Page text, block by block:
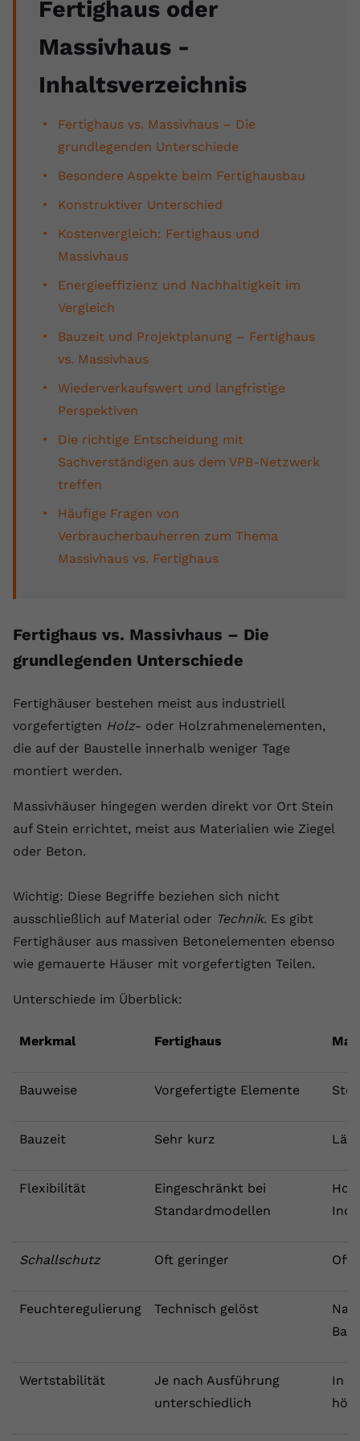
Fertighaus oder
Massivhaus -
Inhaltsverzeichnis
Fertighaus vs. Massivhaus – Die
grundlegenden Unterschiede
Besondere Aspekte beim Fertighausbau
Konstruktiver Unterschied
Kostenvergleich: Fertighaus und
Massivhaus
Energieeffizienz und Nachhaltigkeit im
Vergleich
Bauzeit und Projektplanung – Fertighaus
vs. Massivhaus
Wiederverkaufswert und langfristige
Perspektiven
Die richtige Entscheidung mit
Sachverständigen aus dem VPB-Netzwerk
treffen
Häufige Fragen von
Verbraucherbauherren zum Thema
Massivhaus vs. Fertighaus
Fertighaus vs. Massivhaus – Die
grundlegenden Unterschiede
Fertighäuser bestehen meist aus industriell
vorgefertigten Holz- oder Holzrahmenelementen,
die auf der Baustelle innerhalb weniger Tage
montiert werden.
Massivhäuser hingegen werden direkt vor Ort Stein
auf Stein errichtet, meist aus Materialien wie Ziegel
oder Beton.
Wichtig: Diese Begriffe beziehen sich nicht
ausschließlich auf Material oder Technik. Es gibt
Fertighäuser aus massiven Betonelementen ebenso
wie gemauerte Häuser mit vorgefertigten Teilen.
Unterschiede im Überblick:
Merkmal Fertighaus
Bauweise Vorgefertigte Elemente
Bauzeit Sehr kurz
Flexibilität
Eingeschränkt bei
Standardmodellen
Schallschutz Oft geringer Oft
Feuchteregulierung Technisch gelöst
Wertstabilität
Je nach Ausführung
unterschiedlich
In
Anbieter youtube.com
Laufzeit 2 Jahre
YouTube setzt dieses Cookie über
registriert anonyme statistische Daten.
Name yt-remote-device-id
Anbieter Youtube.com
Session
Zweck
YouTube setzt diesen Cookie, um die
speichern, der eingebettete YouTube-
Videos verwendet.
Name yt.innertube::requests
Anbieter youtube.com
Daten darüber zu speichern, welche
Videos von YouTube der Nutzer
gesehen hat.
Anbieter
Zweck
registriert eine eindeutige ID, um
Daten darüber zu speichern, welche
Videos von YouTube der Nutzer
Name yt-remote-connected-devices
Laufzeit Session
Zweck
YouTube setzt diesen Cookie, um die
Videopräferenzen des Nutzers zu
speichern, der eingebettete YouTube-
Videos verwendet.